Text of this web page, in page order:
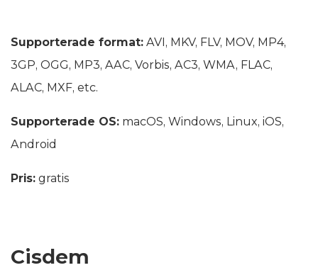
Supporterade format: AVI, MKV, FLV, MOV, MP4,
3GP, OGG, MP3, AAC, Vorbis, AC3, WMA, FLAC,
ALAC, MXF, etc.
Supporterade OS: macOS, Windows, Linux, iOS,
Android
Pris: gratis
Cisdem